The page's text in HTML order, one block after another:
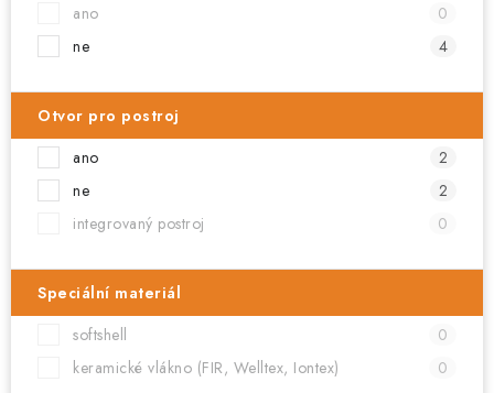
ano
0
ne
4
Otvor pro postroj
ano
2
ne
2
integrovaný postroj
0
Speciální materiál
softshell
0
keramické vlákno (FIR, Welltex, Iontex)
0